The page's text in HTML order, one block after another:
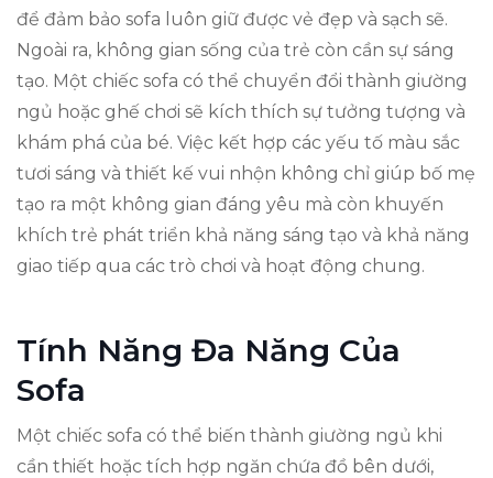
để đảm bảo sofa luôn giữ được vẻ đẹp và sạch sẽ.
Ngoài ra, không gian sống của trẻ còn cần sự sáng
tạo. Một chiếc sofa có thể chuyển đổi thành giường
ngủ hoặc ghế chơi sẽ kích thích sự tưởng tượng và
khám phá của bé. Việc kết hợp các yếu tố màu sắc
tươi sáng và thiết kế vui nhộn không chỉ giúp bố mẹ
tạo ra một không gian đáng yêu mà còn khuyến
khích trẻ phát triển khả năng sáng tạo và khả năng
giao tiếp qua các trò chơi và hoạt động chung.
Tính Năng Đa Năng Của
Sofa
Một chiếc sofa có thể biến thành giường ngủ khi
cần thiết hoặc tích hợp ngăn chứa đồ bên dưới,